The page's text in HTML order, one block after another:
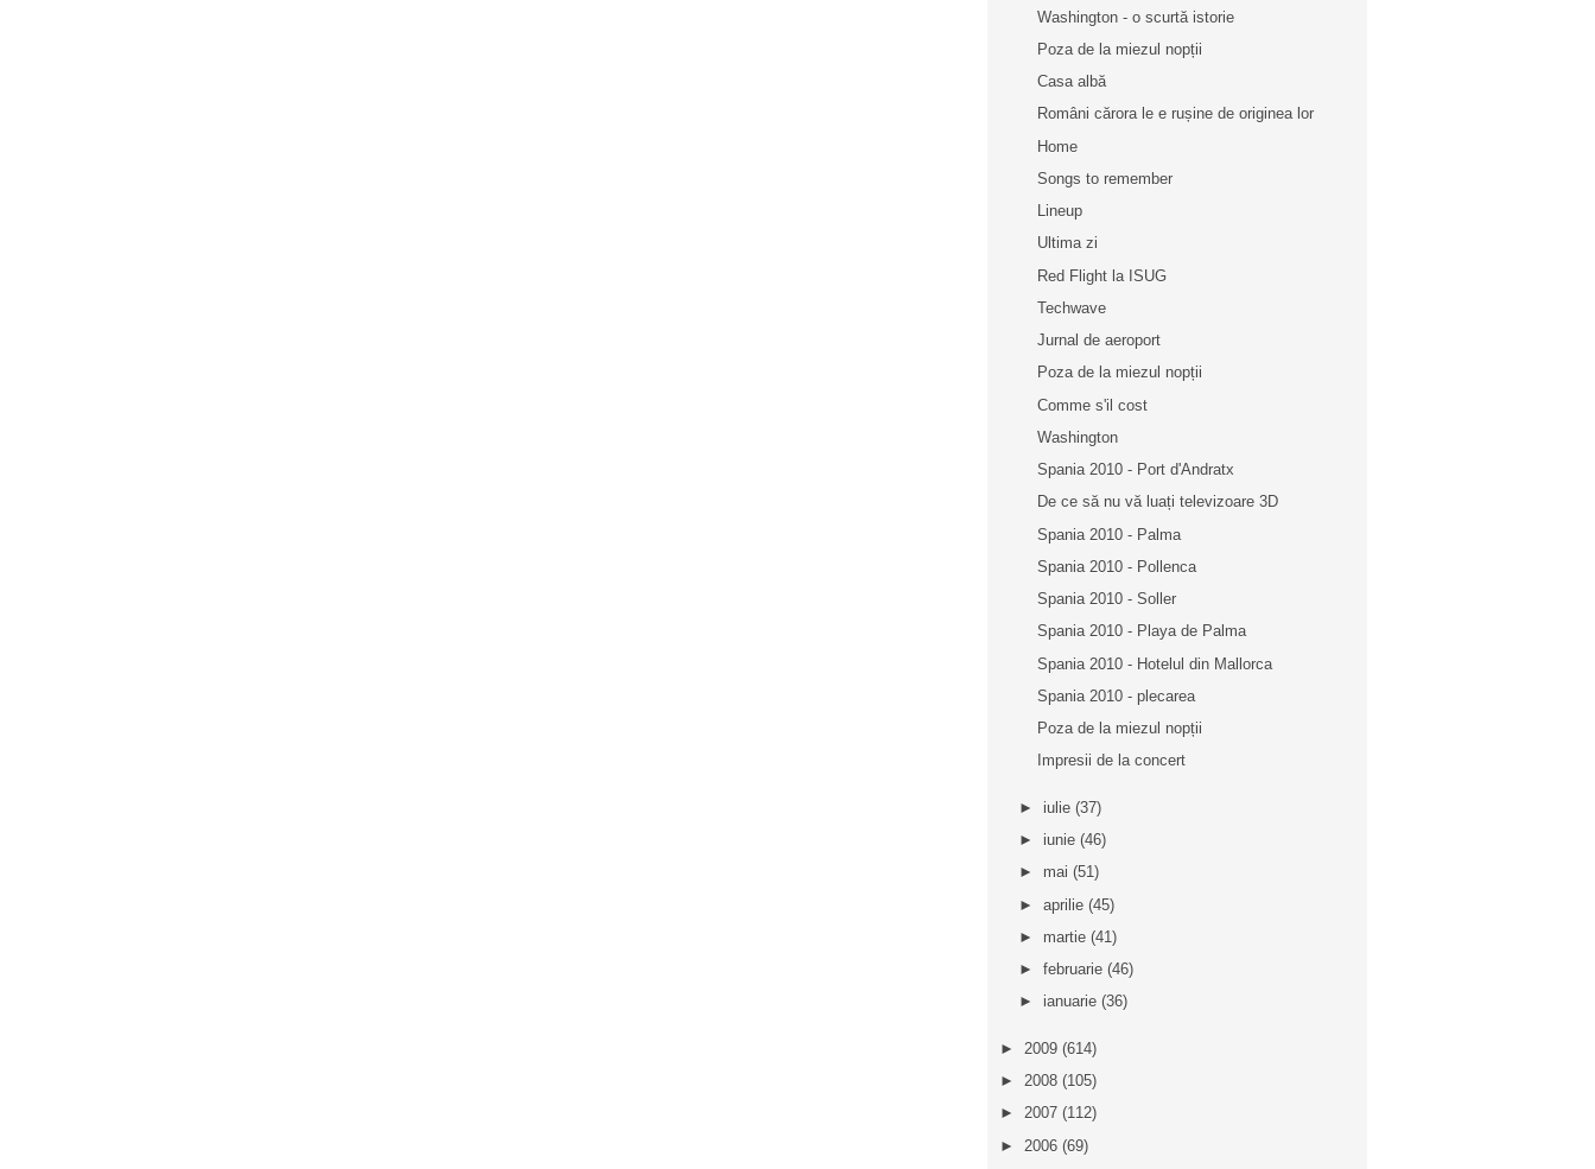
Washington - o scurtă istorie
Poza de la miezul nopții
Casa albă
Români cărora le e rușine de originea lor
Home
Songs to remember
Lineup
Ultima zi
Red Flight la ISUG
Techwave
Jurnal de aeroport
Poza de la miezul nopții
Comme s'il cost
Washington
Spania 2010 - Port d'Andratx
De ce să nu vă luați televizoare 3D
Spania 2010 - Palma
Spania 2010 - Pollenca
Spania 2010 - Soller
Spania 2010 - Playa de Palma
Spania 2010 - Hotelul din Mallorca
Spania 2010 - plecarea
Poza de la miezul nopții
Impresii de la concert
► iulie (37)
► iunie (46)
► mai (51)
► aprilie (45)
► martie (41)
► februarie (46)
► ianuarie (36)
► 2009 (614)
► 2008 (105)
► 2007 (112)
► 2006 (69)